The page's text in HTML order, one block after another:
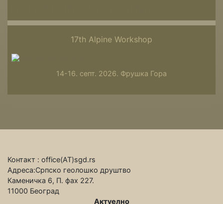
17th Alpine Workshop
14-16. септ. 2026. Фрушка Гора
Контакт : office(АТ)sgd.rs
Адреса:Српско геолошко друштво
Каменичка 6, П. фах 227.
11000 Београд
Актуелно